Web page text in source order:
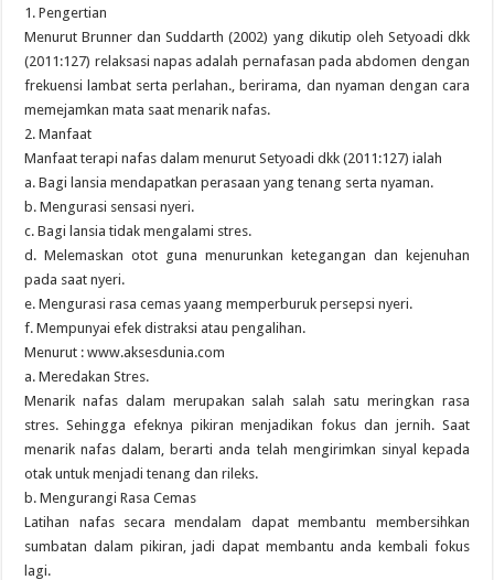
1. Pengertian
Menurut Brunner dan Suddarth (2002) yang dikutip oleh Setyoadi dkk
(2011:127) relaksasi napas adalah pernafasan pada abdomen dengan
frekuensi lambat serta perlahan., berirama, dan nyaman dengan cara
memejamkan mata saat menarik nafas.
2. Manfaat
Manfaat terapi nafas dalam menurut Setyoadi dkk (2011:127) ialah
a. Bagi lansia mendapatkan perasaan yang tenang serta nyaman.
b. Mengurasi sensasi nyeri.
c. Bagi lansia tidak mengalami stres.
d. Melemaskan otot guna menurunkan ketegangan dan kejenuhan
pada saat nyeri.
e. Mengurasi rasa cemas yaang memperburuk persepsi nyeri.
f. Mempunyai efek distraksi atau pengalihan.
Menurut : www.aksesdunia.com
a. Meredakan Stres.
Menarik nafas dalam merupakan salah salah satu meringkan rasa
stres. Sehingga efeknya pikiran menjadikan fokus dan jernih. Saat
menarik nafas dalam, berarti anda telah mengirimkan sinyal kepada
otak untuk menjadi tenang dan rileks.
b. Mengurangi Rasa Cemas
Latihan nafas secara mendalam dapat membantu membersihkan
sumbatan dalam pikiran, jadi dapat membantu anda kembali fokus
lagi.